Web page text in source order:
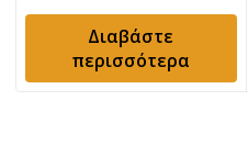
Διαβάστε
περισσότερα